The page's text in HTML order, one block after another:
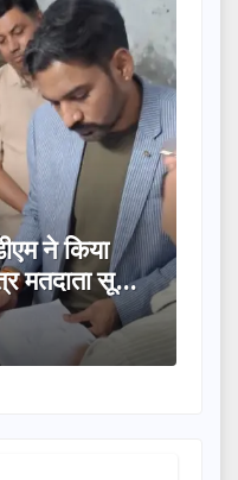
सूची
उत्तराखण्ड
तीलू रौतेली
का चयन, 35
होंगीAUGUST 6,